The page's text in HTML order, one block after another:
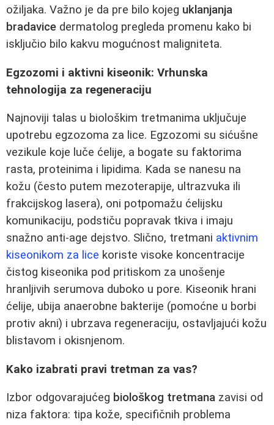
ožiljaka. Važno je da pre bilo kojeg uklanjanja
bradavice dermatolog pregleda promenu kako bi
isključio bilo kakvu mogućnost maligniteta.
Egzozomi i aktivni kiseonik: Vrhunska
tehnologija za regeneraciju
Najnoviji talas u biološkim tretmanima uključuje
upotrebu egzozoma za lice. Egzozomi su sićušne
vezikule koje luče ćelije, a bogate su faktorima
rasta, proteinima i lipidima. Kada se nanesu na
kožu (često putem mezoterapije, ultrazvuka ili
frakcijskog lasera), oni potpomažu ćelijsku
komunikaciju, podstiču popravak tkiva i imaju
snažno anti-age dejstvo. Slično, tretmani aktivnim
kiseonikom za lice koriste visoke koncentracije
čistog kiseonika pod pritiskom za unošenje
hranljivih serumova duboko u pore. Kiseonik hrani
ćelije, ubija anaerobne bakterije (pomoćne u borbi
protiv akni) i ubrzava regeneraciju, ostavljajući kožu
blistavom i okisnjenom.
Kako izabrati pravi tretman za vas?
Izbor odgovarajućeg biološkog tretmana zavisi od
niza faktora: tipa kože, specifičnih problema